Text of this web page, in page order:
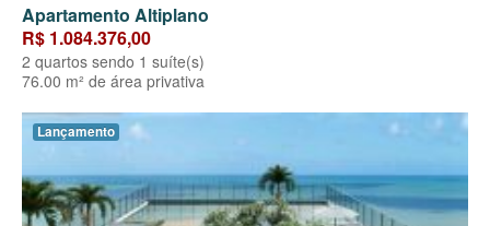
Apartamento Altiplano
R$ 1.084.376,00
2 quartos sendo 1 suíte(s)
76.00 m² de área privativa
Lançamento